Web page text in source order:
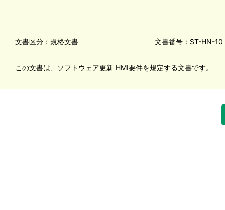
文書区分：規格文書 文書番号：ST-HN-10
この文書は、ソフトウェア更新 HMI要件を規定する文書です。